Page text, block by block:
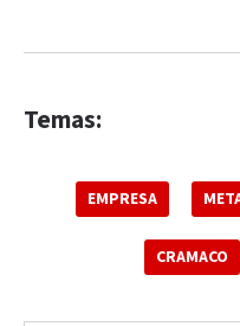
Temas:
EMPRESA
CRAMACO